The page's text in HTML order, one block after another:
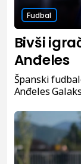
Fudbal
Bivši
Anđeles
Španski
Anđeles